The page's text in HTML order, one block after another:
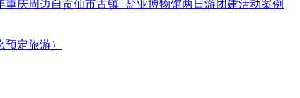
重庆周边自贡仙市古镇+盐业博物馆两日游团建活动案例
定旅游）